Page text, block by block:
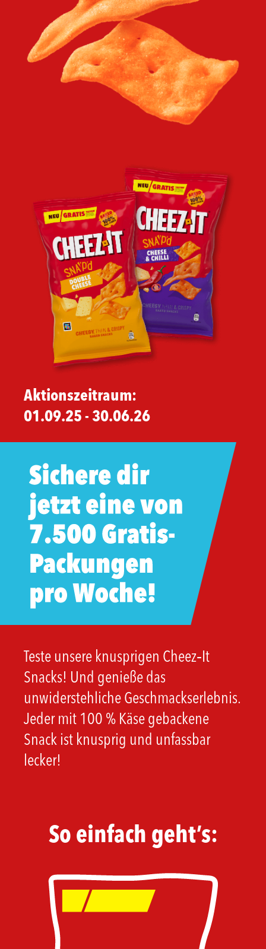
Aktionszeitraum:
01.09.25 - 30.06.26
Teste unsere knusprigen Cheez‑It
Snacks! Und genieße das
unwiderstehliche Geschmackserlebnis.
Jeder mit 100 % Käse gebackene
Snack ist knusprig und unfassbar
lecker!
So einfach geht’s: